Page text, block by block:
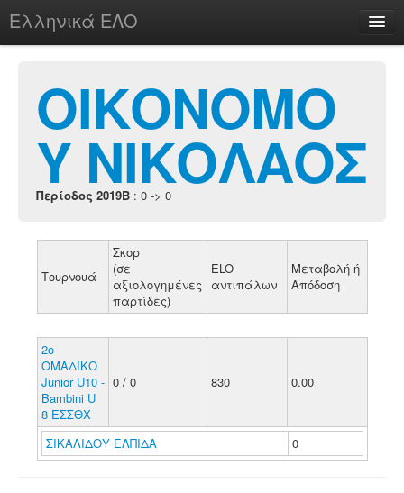
Ελληνικά ΕΛΟ
chesstu.be @ discord
ΟΙΚΟΝΟΜΟ
Υ ΝΙΚΟΛΑΟΣ
Περίοδος 2019B : 0 -> 0
Τουρνουά
Σκορ
(σε
αξιολογημένες
παρτίδες)
ELO
αντιπάλων
Μεταβολή ή
Απόδοση
2o
ΟΜΑΔΙΚΟ
Junior U10 -
Bambini U
8 ΕΣΣΘΧ
0 / 0 830 0.00
ΣΙΚΑΛΙΔΟΥ ΕΛΠΙΔΑ 0